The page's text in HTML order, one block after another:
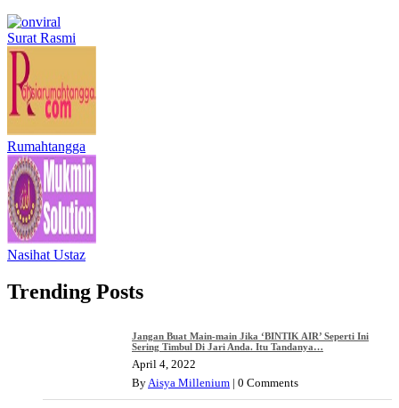
Surat Rasmi
Rumahtangga
Nasihat Ustaz
Trending Posts
Jangan Buat Main-main Jika ‘BINTIK AIR’ Seperti Ini
Sering Timbul Di Jari Anda. Itu Tandanya…
April 4, 2022
ByAisya Millenium | 0 Comments